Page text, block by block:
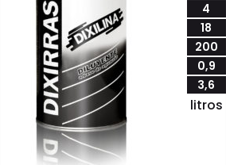
4
18
200
0,9
3,6
litros